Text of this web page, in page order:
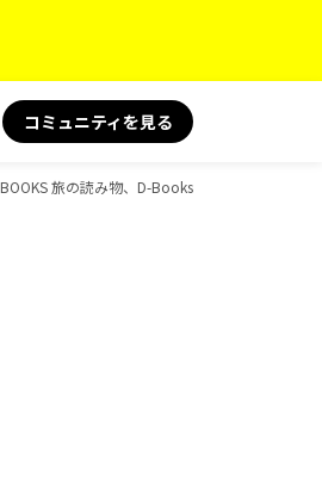
コミュニティを見る
旅の読み物、D-Booksのガイドブック一覧